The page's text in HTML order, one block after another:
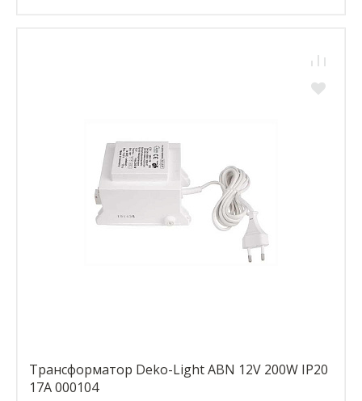
Трансформатор Deko-Light ABN 12V 200W IP20
17A 000104